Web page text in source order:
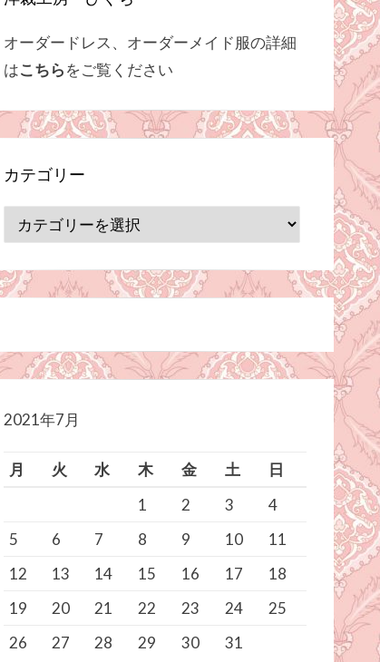
オーダードレス、オーダーメイド服の詳細
はこちらをご覧ください
カテゴリー
テ
ゴ
リ
2021年7月
月 火 水 木 金 土
日
1
2 3
4
5
6 7 8 9 10
11
12
13 14 15 16 17
18
19
20 21 22 23 24
25
26
27 28 29 30 31